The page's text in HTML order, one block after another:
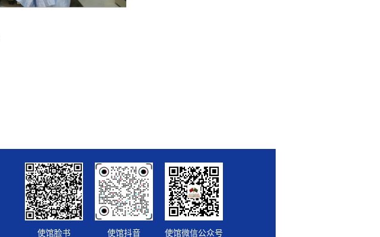
使馆脸书 使馆抖音 使馆微信公众号